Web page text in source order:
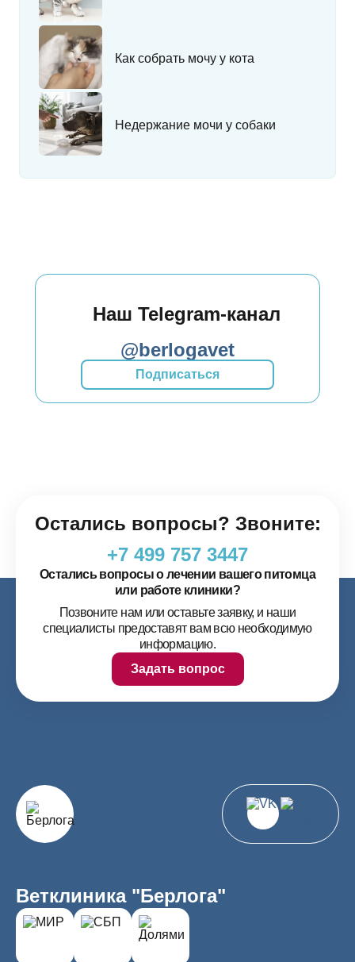
Как собрать мочу у кота
Недержание мочи у собаки
Наш Telegram-канал
@berlogavet
Подписаться
Остались вопросы? Звоните:
+7 499 757 3447
Остались вопросы о лечении вашего питомца
или работе клиники?
Позвоните нам или оставьте заявку, и наши
специалисты предоставят вам всю необходимую
информацию.
Задать вопрос
Ветклиника "Берлога"